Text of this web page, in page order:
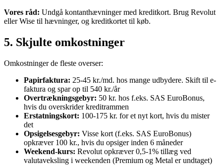
Vores råd: Undgå kontanthævninger med kreditkort. Brug Revolut
eller Wise til hævninger, og kreditkortet til køb.
5. Skjulte omkostninger
Omkostninger de fleste overser:
Papirfaktura: 25-45 kr./md. hos mange udbydere. Skift til e-
faktura og spar op til 540 kr./år
Overtrækningsgebyr: 50 kr. hos f.eks. SAS EuroBonus,
hvis du overskrider kreditrammen
Erstatningskort: 100-175 kr. for et nyt kort, hvis du mister
det
Opsigelsesgebyr: Visse kort (f.eks. SAS EuroBonus)
opkræver 100 kr., hvis du opsiger inden 6 måneder
Weekend-kurs: Revolut opkræver 0,5-1% tillæg ved
valutaveksling i weekenden (Premium og Metal er undtaget)